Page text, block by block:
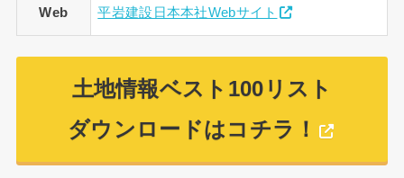
Web 平岩建設日本本社Webサイト
土地情報ベスト100リスト
ダウンロードはコチラ！